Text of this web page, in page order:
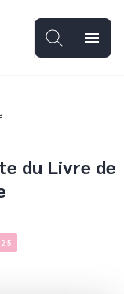
menu
du Livre de